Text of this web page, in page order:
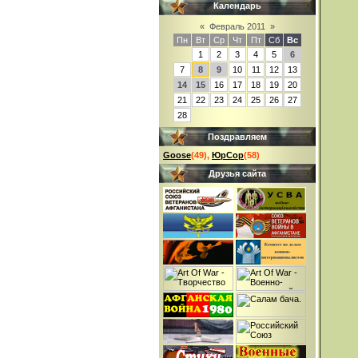
Календарь
« Февраль 2011
»
Пн
Вт Ср Чт Пт Сб
Вс
1
2 3 4 5
6
7
8 9 10 11 12
13
14
15 16 17 18 19
20
21
22 23 24 25 26
27
28
Поздравляем
Goose(49), ЮрСор(58)
Друзья сайта